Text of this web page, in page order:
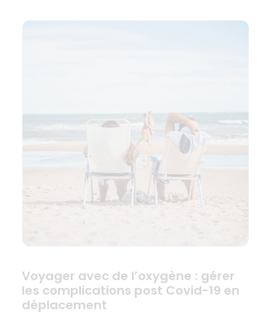
Voyager avec de l’oxygène : gérer
les complications post Covid-19 en
déplacement